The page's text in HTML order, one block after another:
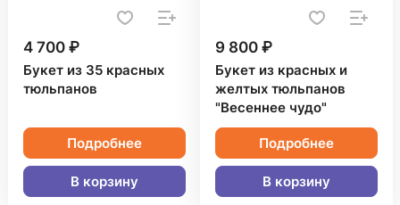
4 700 ₽
Букет из 35 красных
тюльпанов
Подробнее
В корзину
9 800 ₽
Букет из красных и
желтых тюльпанов
"Весеннее чудо"
Подробнее
В корзину